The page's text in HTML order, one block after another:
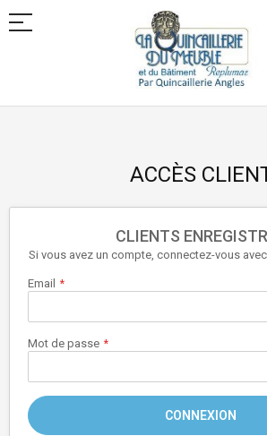
Allez
ACCÈS
CLIENTS
Si vous avez un compte, connectez-vous
Email
Mot de passe
CONNEXION